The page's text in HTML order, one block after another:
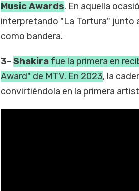
Music Awards. En aquella
interpretando "La Tortura" junto
como bandera.
3- Shakira fue la primera en
Award" de MTV. En 2023, la
convirtiéndola en la primera